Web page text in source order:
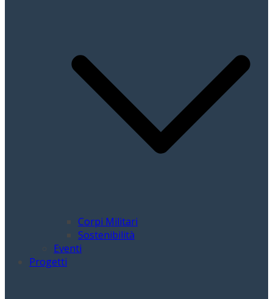
Corpi Militari
Sostenibilità
Eventi
Progetti